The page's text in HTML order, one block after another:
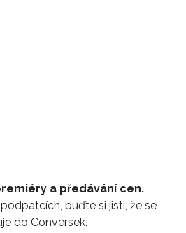
a předávání cen.
buďte si jisti, že se
do Conversek.